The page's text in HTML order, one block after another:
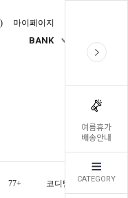
여름휴가
배송안내
CATEGORY
) 마이페이지
BANK
77+ 코디템 오늘발송